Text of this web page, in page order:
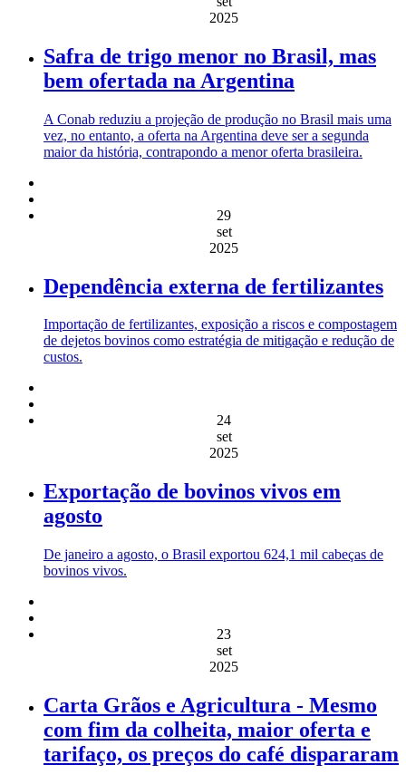
2025
Safra de trigo menor no Brasil, mas
bem ofertada na Argentina
A Conab reduziu a projeção de produção no Brasil mais uma
vez, no entanto, a oferta na Argentina deve ser a segunda
maior da história, contrapondo a menor oferta brasileira.
29
set
2025
Dependência externa de fertilizantes
Importação de fertilizantes, exposição a riscos e compostagem
de dejetos bovinos como estratégia de mitigação e redução de
custos.
24
set
2025
Exportação de bovinos vivos em
agosto
De janeiro a agosto, o Brasil exportou 624,1 mil cabeças de
bovinos vivos.
23
set
2025
Carta Grãos e Agricultura - Mesmo
com fim da colheita, maior oferta e
tarifaço, os preços do café dispararam